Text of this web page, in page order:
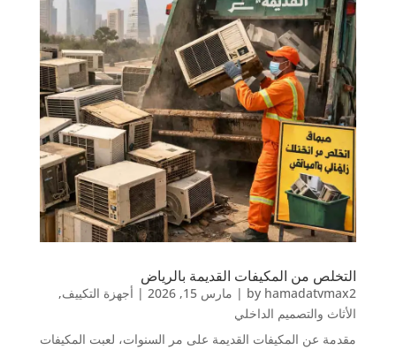
التخلص من المكيفات القديمة بالرياض
by hamadatvmax2
| مارس 15, 2026 | أجهزة التكييف,
الأثاث والتصميم الداخلي
مقدمة عن المكيفات القديمة على مر السنوات، لعبت المكيفات